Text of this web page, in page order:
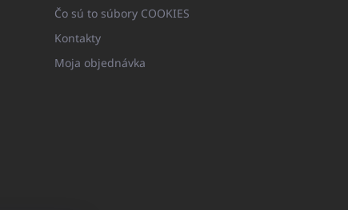
Čo sú to súbory COOKIES
Kontakty
Moja objednávka